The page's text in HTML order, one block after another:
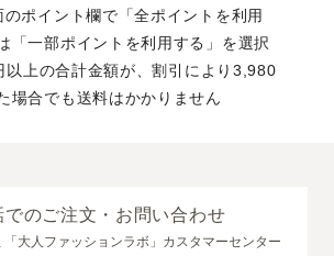
ポイント欄で「全ポイントを利用
「一部ポイントを利用する」を選択
上の合計金額が、割引により3,980
場合でも送料はかかりません
でのご注文・お問い合わせ
大人ファッションラボ」カスタマーセンター